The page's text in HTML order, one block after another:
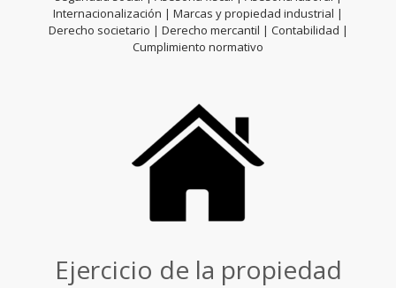
Internacionalización | Marcas y propiedad industrial |
Derecho societario | Derecho mercantil | Contabilidad |
Cumplimiento normativo
Ejercicio de la propiedad